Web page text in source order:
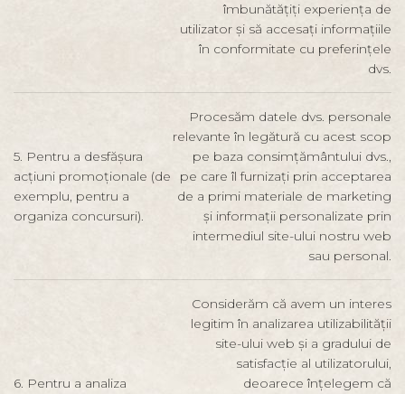
îmbunătățiți experiența de
utilizator și să accesați informațiile
în conformitate cu preferințele
dvs.
5. Pentru a desfășura
acțiuni promoționale (de
exemplu, pentru a
organiza concursuri).
Procesăm datele dvs. personale
relevante în legătură cu acest scop
pe baza consimțământului dvs.,
pe care îl furnizați prin acceptarea
de a primi materiale de marketing
și informații personalizate prin
intermediul site-ului nostru web
sau personal.
6. Pentru a analiza
Considerăm că avem un interes
legitim în analizarea utilizabilității
site-ului web și a gradului de
satisfacție al utilizatorului,
deoarece înțelegem că